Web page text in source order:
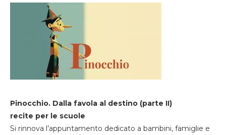
Pinocchio. Dalla favola al destino (parte II)
recite per le scuole
Si rinnova l’appuntamento dedicato a bambini, famiglie e